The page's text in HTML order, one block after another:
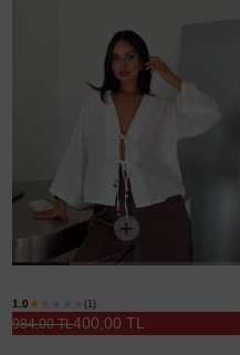
1.0 (1)
400,00 TL
984,00 TL